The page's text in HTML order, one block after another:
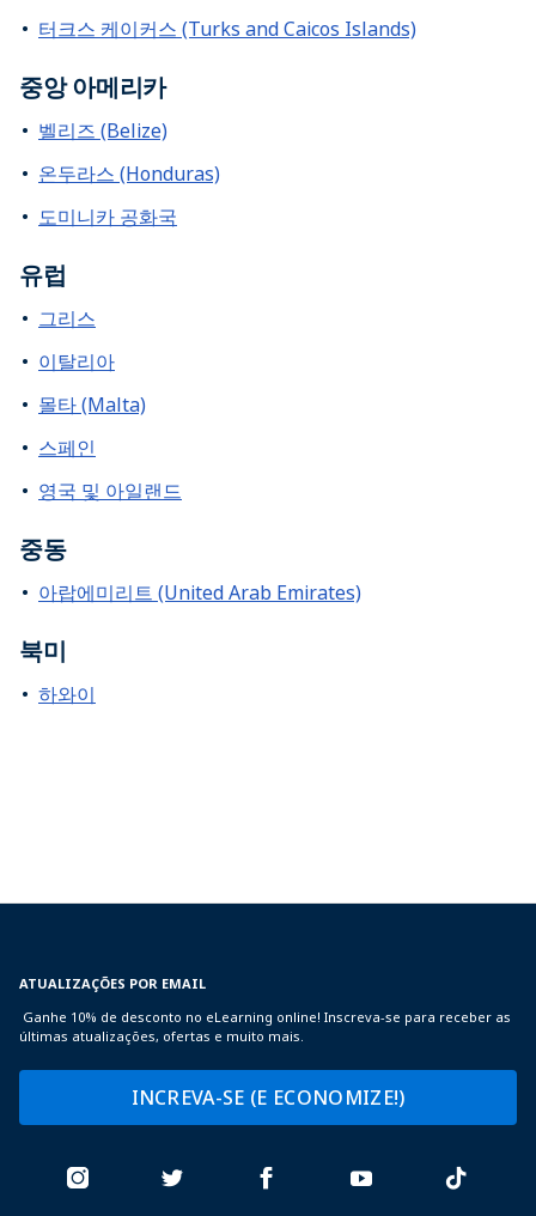
터크스 케이커스 (Turks and Caicos Islands)
중앙 아메리카
벨리즈 (Belize)
온두라스 (Honduras)
도미니카 공화국
유럽
그리스
이탈리아
몰타 (Malta)
스페인
영국 및 아일랜드
중동
아랍에미리트 (United Arab Emirates)
북미
하와이
ATUALIZAÇÕES POR EMAIL
Ganhe 10% de desconto no eLearning online! Inscreva-se para receber as
últimas atualizações, ofertas e muito mais.
INCREVA-SE (E ECONOMIZE!)